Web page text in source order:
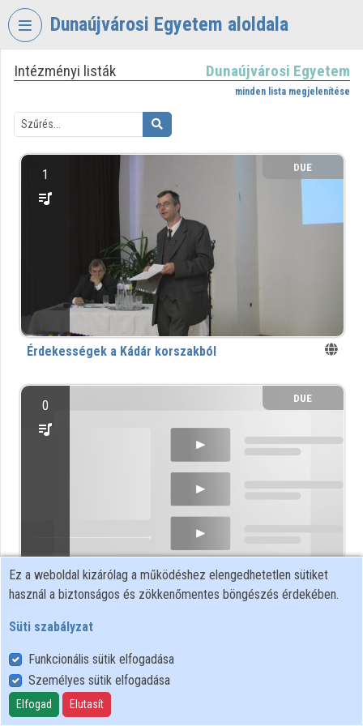
Fejléc kihagyása
Dunaújvárosi Egyetem aloldala
VIDEOTORIUM
DUNAÚJVÁROSI
EGYETEM
Intézményi kezdőlap
Bejelentkezés
Intézményi felfedezés
Intézményi listák
Intézmények
Intézményi listák Dunaújvárosi Egyetem
minden lista megjelenítése
DUE
1
Érdekességek a Kádár korszakból
DUE
0
Networkshop 2013
2
Ez a weboldal kizárólag a működéshez elengedhetetlen sütiket
használ a biztonságos és zökkenőmentes böngészés érdekében.
Süti szabályzat
Funkcionális sütik elfogadása
Személyes sütik elfogadása
Elfogad Elutasít